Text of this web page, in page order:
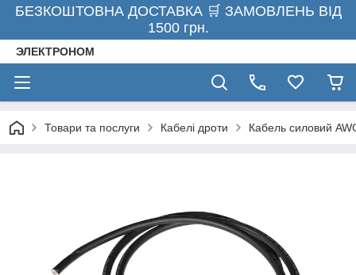
БЕЗКОШТОВНА ДОСТАВКА 🛒 ЗАМОВЛЕНЬ ВІД
1500 грн.
ЭЛЕКТРОНОМ
Товари та послуги Кабелі дроти Кабель силовий